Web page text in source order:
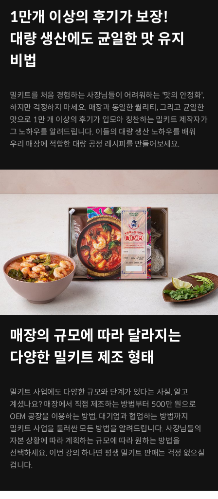
1만개 이상의 후기가 보장!
대량 생산에도 균일한 맛 유지
비법
밀키트를 처음 경험하는 사장님들이 어려워하는 '맛의 안정화',
하지만 걱정하지 마세요. 매장과 동일한 퀄리티, 그리고 균일한
맛으로 1만 개 이상의 후기가 입모아 칭찬하는 밀키트 제작자가
그 노하우를 알려드립니다. 이들의 대량 생산 노하우를 배워
우리 매장에 적합한 대량 공정 레시피를 만들어보세요.
매장의 규모에 따라 달라지는
다양한 밀키트 제조 형태
밀키트 사업에도 다양한 규모와 단계가 있다는 사실, 알고
계셨나요? 매장에서 직접 제조하는 방법부터 500만 원으로
OEM 공장을 이용하는 방법, 대기업과 협업하는 방법까지
밀키트 사업을 둘러싼 모든 방법을 알려드립니다. 사장님들의
자본 상황에 따라 계획하는 규모에 따라 원하는 방법을
선택하세요. 이번 강의 하나면 평생 밀키트 판매는 걱정 없으실
겁니다.